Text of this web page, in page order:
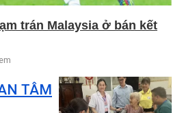
trán Malaysia ở bán kết
TÂM